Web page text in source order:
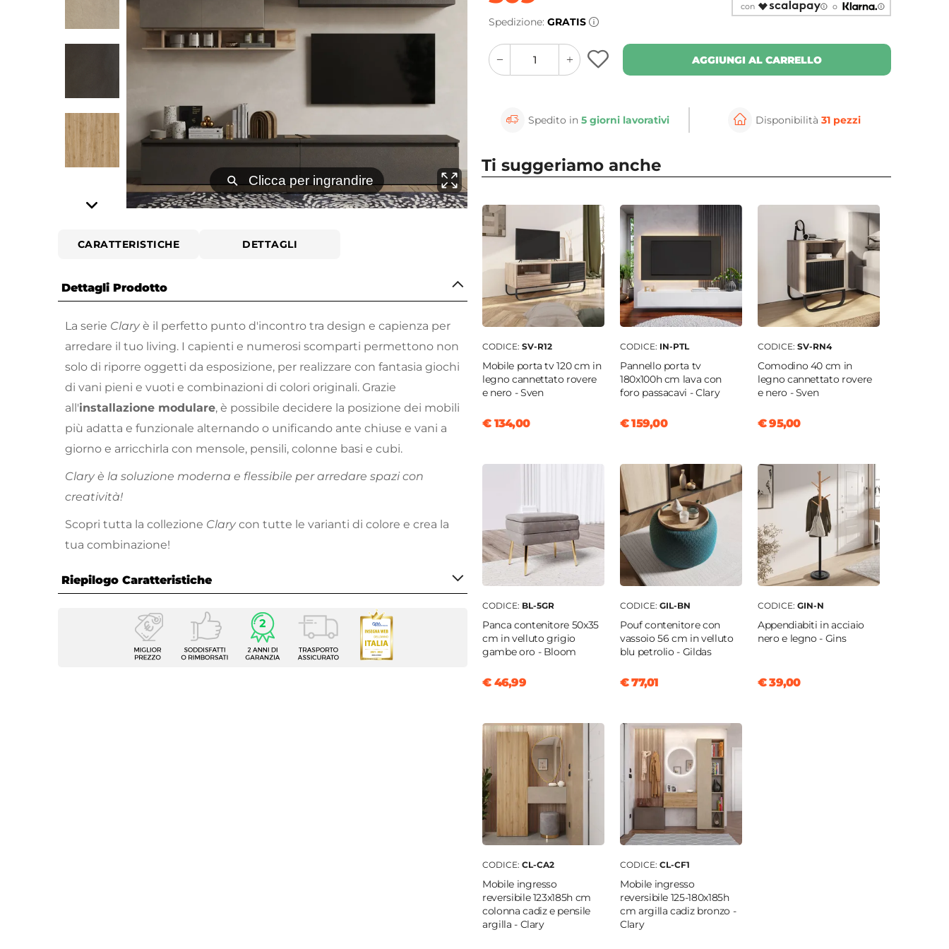
⚲ Clicca per ingrandire ⚲ Clicca per ingrandire
CARATTERISTICHE DETTAGLI
Dettagli Prodotto
La serie Clary è il perfetto punto d'incontro tra design e capienza per
arredare il tuo living. I capienti e numerosi scomparti permettono non
solo di riporre oggetti da esposizione, per realizzare con fantasia giochi
di vani pieni e vuoti e combinazioni di colori originali. Grazie
all'installazione modulare, è possibile decidere la posizione dei mobili
più adatta e funzionale alternando o unificando ante chiuse e vani a
giorno e arricchirla con mensole, pensili, colonne basi e cubi.
Clary è la soluzione moderna e flessibile per arredare spazi con
creatività!
Scopri tutta la collezione Clary con tutte le varianti di colore e crea la
tua combinazione!
Riepilogo Caratteristiche
Caratteristiche Generali
Parete attrezzata
Clary
Spedizione: GRATIS
con
o
quantity
button
quantity
minus
button
AGGIUNGI AL CARRELLO
Spedito in5 giorni lavorativi Disponibilità 31 pezzi
Ti suggeriamo anche
CODICE: SV-R12
Mobile porta tv 120 cm in
legno cannettato rovere
e nero - Sven
€ 134,00
CODICE: IN-PTL
Pannello porta tv
180x100h cm lava con
foro passacavi - Clary
€ 159,00
CODICE: SV-RN4
Comodino 40 cm in
legno cannettato rovere
e nero - Sven
€ 95,00
CODICE: BL-5GR
Panca contenitore 50x35
cm in velluto grigio
gambe oro - Bloom
€ 46,99
CODICE: GIL-BN
Pouf contenitore con
vassoio 56 cm in velluto
blu petrolio - Gildas
€ 77,01
CODICE: GIN-N
Appendiabiti in acciaio
nero e legno - Gins
€ 39,00
CODICE: CL-CA2
Mobile ingresso
reversibile 123x185h cm
colonna cadiz e pensile
argilla - Clary
CODICE: CL-CF1
Mobile ingresso
reversibile 125-180x185h
cm argilla cadiz bronzo -
Clary